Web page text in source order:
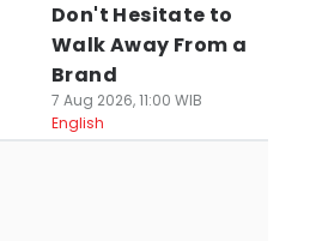
Don't Hesitate to
Walk Away From a
Brand
7 Aug 2026, 11:00 WIB
English